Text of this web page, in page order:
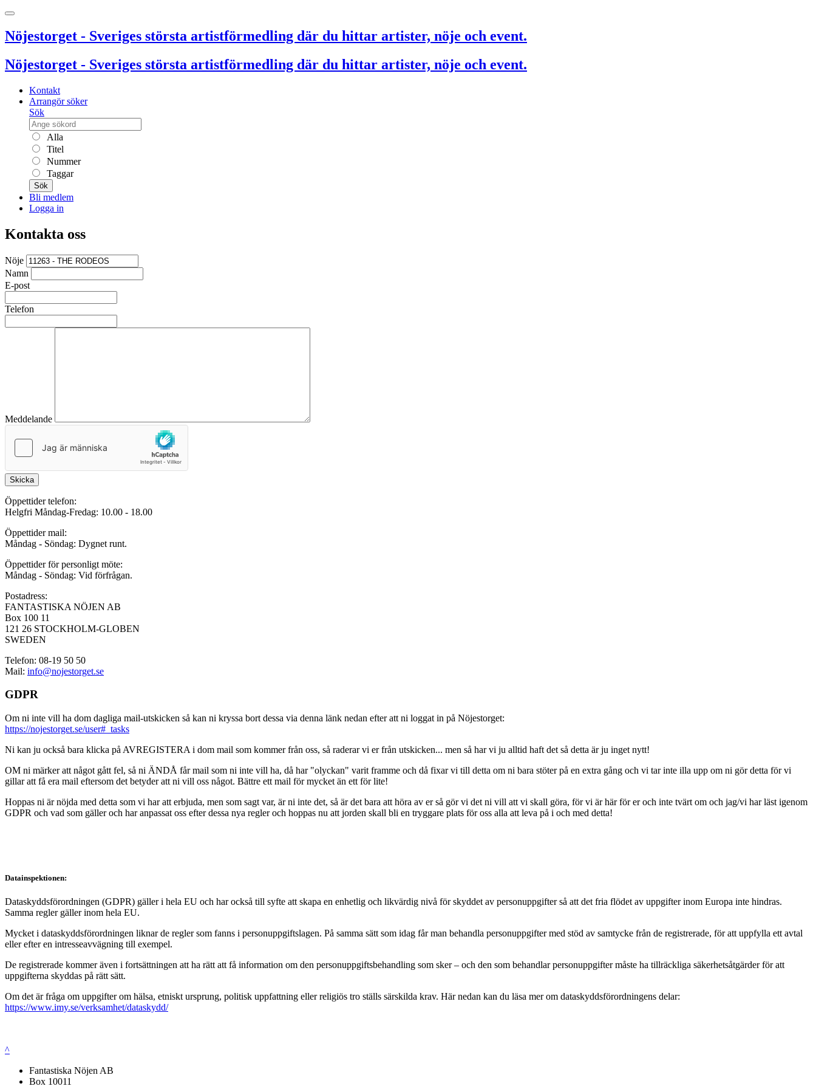
Nöjestorget - Sveriges största artistförmedling där du hittar artister, nöje och event.
Nöjestorget - Sveriges största artistförmedling där du hittar artister, nöje och event.
Kontakt
Arrangör söker
Sök
Alla
Titel
Nummer
Taggar
Sök
Bli medlem
Logga in
Kontakta oss
Nöje
Namn
E-post
Telefon
Meddelande
Skicka
Öppettider telefon:
Helgfri Måndag-Fredag: 10.00 - 18.00
Öppettider mail:
Måndag - Söndag: Dygnet runt.
Öppettider för personligt möte:
Måndag - Söndag: Vid förfrågan.
Postadress:
FANTASTISKA NÖJEN AB
Box 100 11
121 26 STOCKHOLM-GLOBEN
SWEDEN
Telefon: 08-19 50 50
Mail: info@nojestorget.se
GDPR
Om ni inte vill ha dom dagliga mail-utskicken så kan ni kryssa bort dessa via denna länk nedan efter att ni loggat in på Nöjestorget:
https://nojestorget.se/user#_tasks
Ni kan ju också bara klicka på AVREGISTERA i dom mail som kommer från oss, så raderar vi er från utskicken... men så har vi ju alltid haft det så detta är ju inget nytt!
OM ni märker att något gått fel, så ni ÄNDÅ får mail som ni inte vill ha, då har "olyckan" varit framme och då fixar vi till detta om ni bara stöter på en extra gång och vi tar inte illa upp om ni gör detta för vi
gillar att få era mail eftersom det betyder att ni vill oss något. Bättre ett mail för mycket än ett för lite!
Hoppas ni är nöjda med detta som vi har att erbjuda, men som sagt var, är ni inte det, så är det bara att höra av er så gör vi det ni vill att vi skall göra, för vi är här för er och inte tvärt om och jag/vi har läst igenom
GDPR och vad som gäller och har anpassat oss efter dessa nya regler och hoppas nu att jorden skall bli en tryggare plats för oss alla att leva på i och med detta!
Datainspektionen:
Dataskyddsförordningen (GDPR) gäller i hela EU och har också till syfte att skapa en enhetlig och likvärdig nivå för skyddet av personuppgifter så att det fria flödet av uppgifter inom Europa inte hindras.
Samma regler gäller inom hela EU.
Mycket i dataskyddsförordningen liknar de regler som fanns i personuppgiftslagen. På samma sätt som idag får man behandla personuppgifter med stöd av samtycke från de registrerade, för att uppfylla ett avtal
eller efter en intresseavvägning till exempel.
De registrerade kommer även i fortsättningen att ha rätt att få information om den personuppgiftsbehandling som sker – och den som behandlar personuppgifter måste ha tillräckliga säkerhetsåtgärder för att
uppgifterna skyddas på rätt sätt.
Om det är fråga om uppgifter om hälsa, etniskt ursprung, politisk uppfattning eller religiös tro ställs särskilda krav. Här nedan kan du läsa mer om dataskyddsförordningens delar:
https://www.imy.se/verksamhet/dataskydd/
^
Fantastiska Nöjen AB
Box 10011